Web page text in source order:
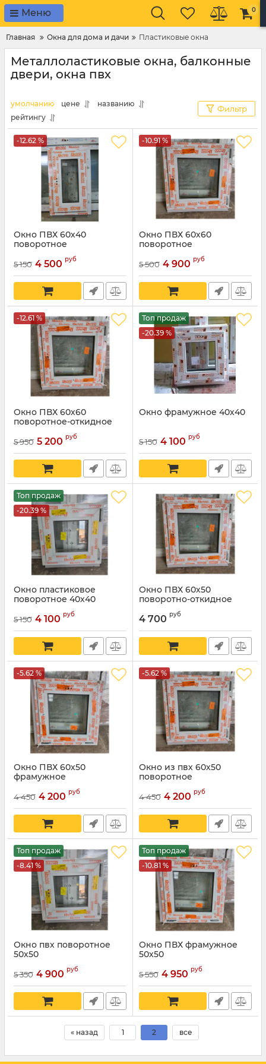
Меню 0
Главная Окна для дома и дачи Пластиковые окна
Металлоластиковые окна, балконные
двери, окна пвх
умолчанию цене
названию
рейтингу
Фильтр
-12.62 %
Окно ПВХ 60х40
поворотное
5 150 4 500 руб
-10.91 %
Окно ПВХ 60х60
поворотное
5 500 4 900 руб
-12.61 %
Окно ПВХ 60х60
поворотное-откидное
5 950 5 200 руб
Топ продаж
-20.39 %
Окно фрамужное 40х40
5 150 4 100 руб
Топ продаж
-20.39 %
Окно пластиковое
поворотное 40х40
5 150 4 100 руб
Окно ПВХ 60х50
поворотно-откидное
4 700 руб
-5.62 %
Окно ПВХ 60х50
фрамужное
4 450 4 200 руб
-5.62 %
Окно из пвх 60х50
поворотное
4 450 4 200 руб
Топ продаж
-8.41 %
Окно пвх поворотное
50х50
5 350 4 900 руб
Топ продаж
-10.81 %
Окно ПВХ фрамужное
50х50
5 550 4 950 руб
« назад 1 2 все